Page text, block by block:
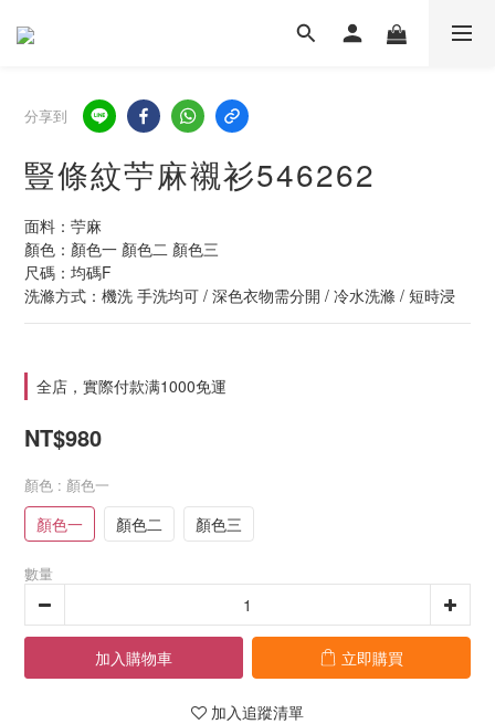
分享到
豎條紋苧麻襯衫546262
面料：苧麻
顏色：顏色一 顏色二 顏色三
尺碼：均碼F
洗滌方式：機洗 手洗均可 / 深色衣物需分開 / 冷水洗滌 / 短時浸
全店，實際付款满1000免運
NT$980
顏色 : 顏色一
顏色一 顏色二 顏色三
數量
加入購物車 立即購買
加入追蹤清單